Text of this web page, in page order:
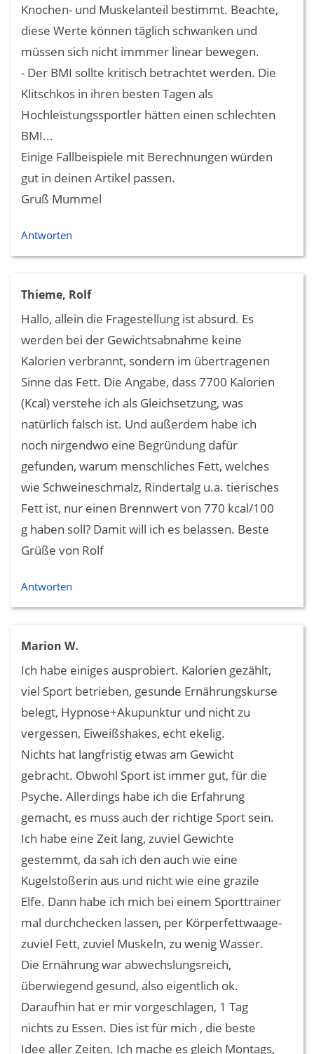
Knochen- und Muskelanteil bestimmt. Beachte,
diese Werte können täglich schwanken und
müssen sich nicht immmer linear bewegen.
- Der BMI sollte kritisch betrachtet werden. Die
Klitschkos in ihren besten Tagen als
Hochleistungssportler hätten einen schlechten
BMI...
Einige Fallbeispiele mit Berechnungen würden
gut in deinen Artikel passen.
Gruß Mummel
Antworten
Thieme, Rolf
Hallo, allein die Fragestellung ist absurd. Es
werden bei der Gewichtsabnahme keine
Kalorien verbrannt, sondern im übertragenen
Sinne das Fett. Die Angabe, dass 7700 Kalorien
(Kcal) verstehe ich als Gleichsetzung, was
natürlich falsch ist. Und außerdem habe ich
noch nirgendwo eine Begründung dafür
gefunden, warum menschliches Fett, welches
wie Schweineschmalz, Rindertalg u.a. tierisches
Fett ist, nur einen Brennwert von 770 kcal/100
g haben soll? Damit will ich es belassen. Beste
Grüße von Rolf
Antworten
Marion W.
Ich habe einiges ausprobiert. Kalorien gezählt,
viel Sport betrieben, gesunde Ernährungskurse
belegt, Hypnose+Akupunktur und nicht zu
vergessen, Eiweißshakes, echt ekelig.
Nichts hat langfristig etwas am Gewicht
gebracht. Obwohl Sport ist immer gut, für die
Psyche. Allerdings habe ich die Erfahrung
gemacht, es muss auch der richtige Sport sein.
Ich habe eine Zeit lang, zuviel Gewichte
gestemmt, da sah ich den auch wie eine
Kugelstoßerin aus und nicht wie eine grazile
Elfe. Dann habe ich mich bei einem Sporttrainer
mal durchchecken lassen, per Körperfettwaage-
zuviel Fett, zuviel Muskeln, zu wenig Wasser.
Die Ernährung war abwechslungsreich,
überwiegend gesund, also eigentlich ok.
Daraufhin hat er mir vorgeschlagen, 1 Tag
nichts zu Essen. Dies ist für mich , die beste
Idee aller Zeiten. Ich mache es gleich Montags,